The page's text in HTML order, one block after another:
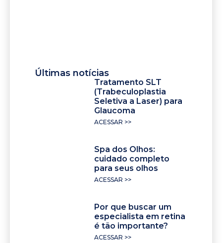
Últimas notícias
Tratamento SLT
(Trabeculoplastia
Seletiva a Laser) para
Glaucoma
ACESSAR >>
Spa dos Olhos:
cuidado completo
para seus olhos
ACESSAR >>
Por que buscar um
especialista em retina
é tão importante?
ACESSAR >>